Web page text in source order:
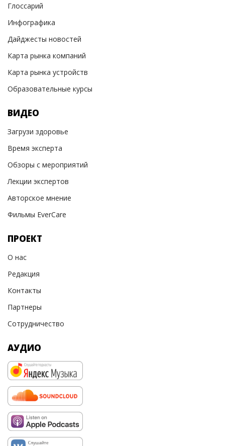
Глоссарий
Инфографика
Дайджесты новостей
Карта рынка компаний
Карта рынка устройств
Образовательные курсы
ВИДЕО
Загрузи здоровье
Время эксперта
Обзоры с мероприятий
Лекции экспертов
Авторское мнение
Фильмы EverCare
ПРОЕКТ
О нас
Редакция
Контакты
Партнеры
Сотрудничество
АУДИО